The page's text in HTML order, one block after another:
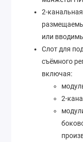
2-
или
Слот для
съёмного
включая:
2-